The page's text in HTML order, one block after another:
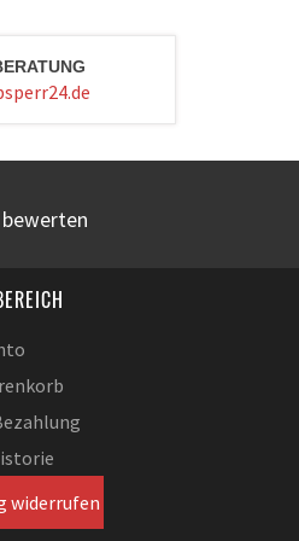
widerrufen